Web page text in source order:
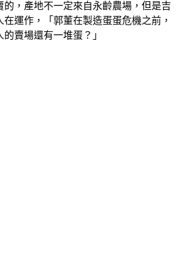
的，產地不一定來自永齡農場，但是吉
運作，「郭董在製造蛋蛋危機之前，
賣場還有一堆蛋？」